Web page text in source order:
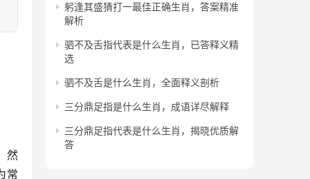
然
常
躬逢其盛猜打一最佳正确生肖，答案精准
解析
驷不及舌指代表是什么生肖，已答释义精
选
驷不及舌是什么生肖，全面释义剖析
三分鼎足指是什么生肖，成语详尽解释
三分鼎足指代表是什么生肖，揭晓优质解
答